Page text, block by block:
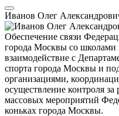
Иванов Олег
Обеспечение связи
города Москвы со
взаимодействие с
спорта города Москвы и
организациями,
осуществление контроля
массовых мероприятий
коньках города Москвы.